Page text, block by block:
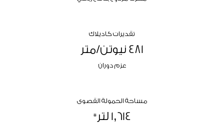
تقديرات كاديلاك
481 نيوتن/متر
عزم دوران
مساحة الحمولة القصوى
1,614 لتر *